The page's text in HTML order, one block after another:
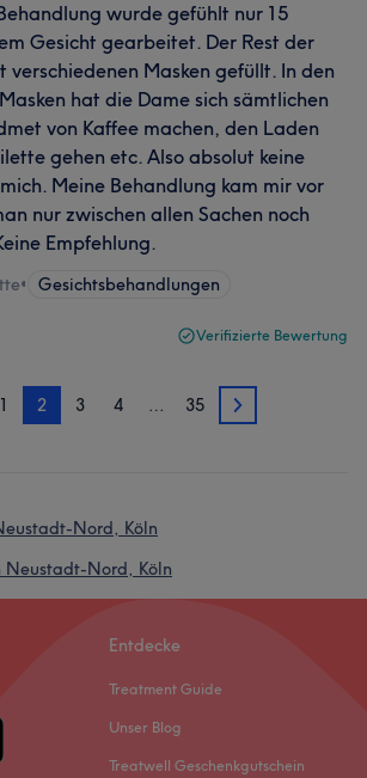
wurde gefühlt nur 15
Gesicht gearbeitet. Der Rest der
verschiedenen Masken gefüllt. In den
hat die Dame sich sämtlichen
von Kaffee machen, den Laden
gehen etc. Also absolut keine
Meine Behandlung kam mir vor
nur zwischen allen Sachen noch
Empfehlung.
• Gesichtsbehandlungen
Verifizierte Bewertung
1 2 3 4 … 35 3
Nord, Köln
Neustadt-Nord, Köln
Entdecke
Treatment Guide
Unser Blog
Treatwell Geschenkgutschein